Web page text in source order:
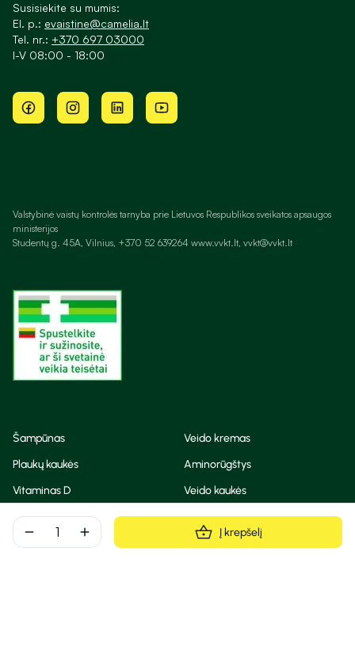
remove add Į krepšelį
Susisiekite su mumis:
El. p.: evaistine@camelia.lt
Tel. nr.: +370 697 03000
I-V 08:00 - 18:00
Valstybinė vaistų kontrolės tarnyba prie Lietuvos Respublikos sveikatos apsaugos
ministerijos
Studentų g. 45A, Vilnius, +370 52 639264 www.vvkt.lt, vvkt@vvkt.lt
Šampūnas
Veido kremas
Plaukų kaukės
Aminorūgštys
Vitaminas D
Veido kaukės
Korėjietiška kosmetika
Eteriniai aliejai
Dezodorantas
BB ir CC kremas